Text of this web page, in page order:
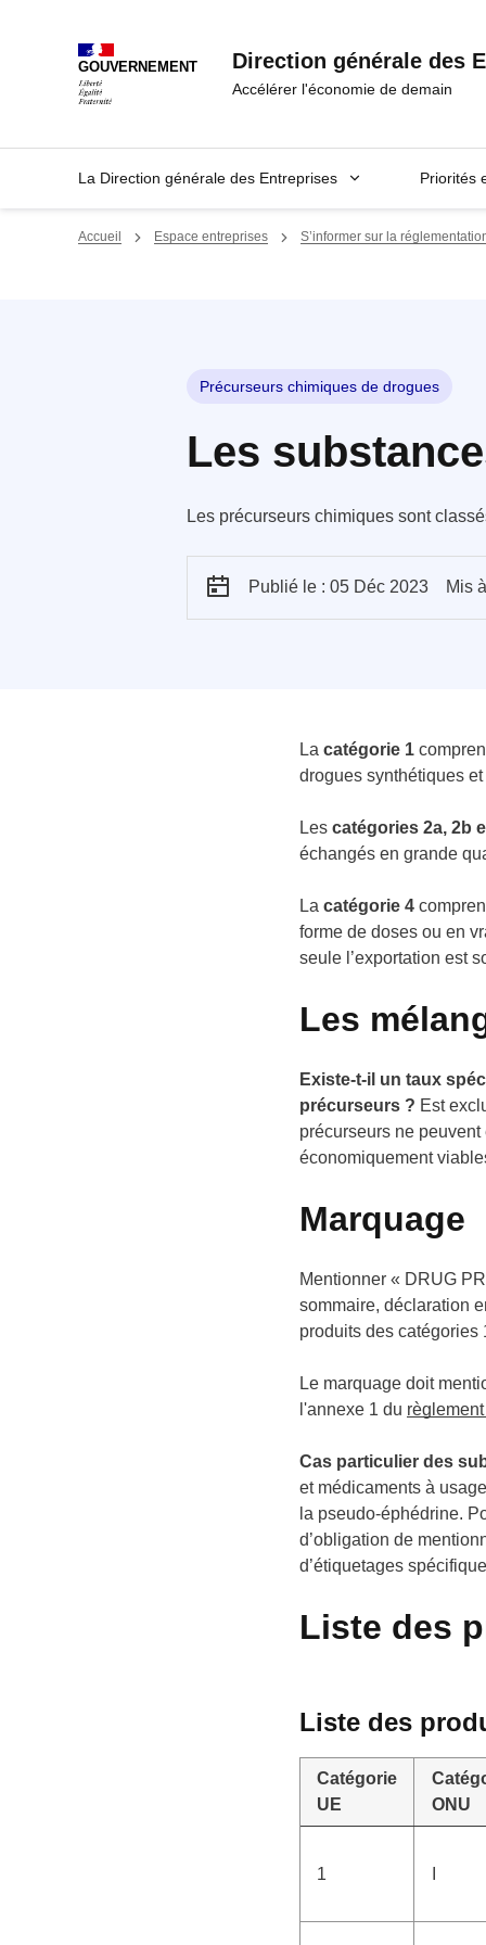
GOUVERNEMENT Direction générale des
Accélérer l'économie de demain
La Direction générale des Entreprises Priorités
Accueil Espace entreprises S’informer sur la
Précurseurs chimiques de drogues
Les
Les précurseurs chimiques sont
Publié le : 05 Déc 2023 Mis
La catégorie 1
drogues synthétiques
Les catégories 2a, 2b
échangés en grande
La catégorie 4
forme de doses ou en
seule l’exportation est
Les
Existe-t-il un taux
précurseurs ? Est
précurseurs ne
économiquement
Marquage
Mentionner « DRUG
sommaire, déclaration
produits des catégories
Le marquage doit
l'annexe 1 du
Cas particulier des
et médicaments à
la pseudo-éphédrine.
d’obligation de
d’étiquetages
Liste des
Liste des
Catégorie
UE
ONU
1